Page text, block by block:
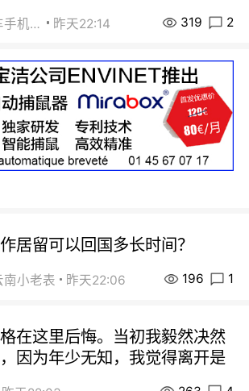
出租车手机0626 昨天22:14 319 2
居留可以回国多长时间？
南小老表 昨天22:06 196 1
在这里后悔。当初我毅然决然
因为年少无知，我觉得离开是